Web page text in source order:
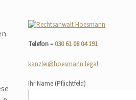
Telefon –030 61 08 04 191
kanzlei@hoesmann.legal
Ihr Name (Pflichtfeld)